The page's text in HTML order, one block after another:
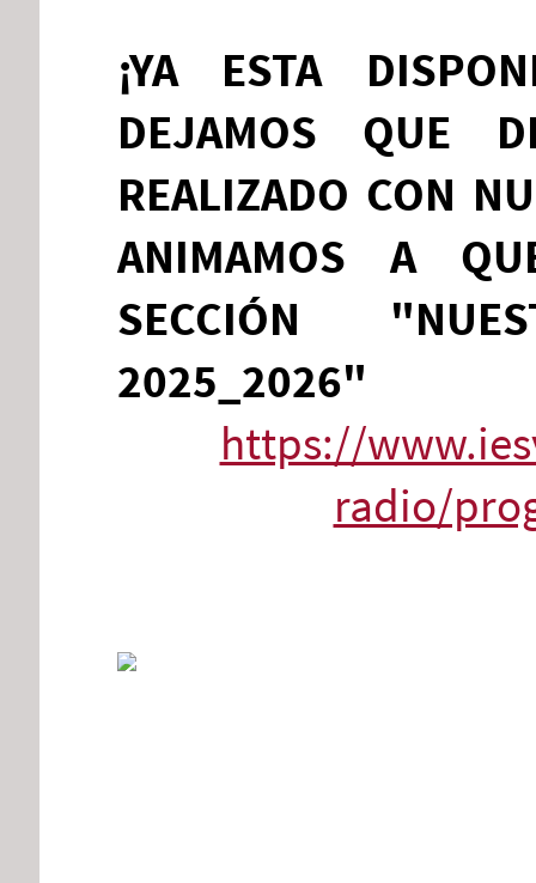
¡YA ESTA
DEJAMOS QUE
REALIZADO CON
ANIMAMOS A
SECCIÓN
2025_2026"
https://
radio/